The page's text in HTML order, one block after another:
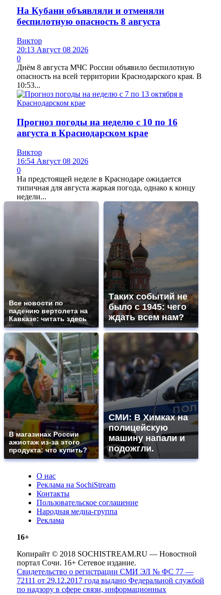
На Кубани объявляли и отменяли
беспилотную опасность 8 августа
Виктор
20:13 Август 08 2026
0
Днём 8 августа МЧС России объявило беспилотную
опасность на всей территории Краснодарского края. В
10:53...
Прогноз погоды на неделю с 10 по 16
августа в Краснодарском крае
Виктор
16:54 Август 08 2026
0
На предстоящей неделе в Краснодаре ожидается
типичная для августа жаркая погода, однако к концу
недели...
Все новости по
падению вертолета на
Кавказе: читать здесь
Таких событий не
было с 1945: чего
ждать всем нам?
В магазинах России
ажиотаж из-за этого
продукта: что купить?
СМИ: В Химках на
полицейскую
машину напали и
подожгли.
О нас
Реклама на SochiStream
Контакты
Пользовательское соглашение
Народная медиа-группа
Реклама
16+
Копирайт © 2018 SOCHISTREAM.RU — Новостной
портал Сочи. 16+ Сетевое издание.
Свидетельство о регистрации СМИ ЭЛ № ФС 77 —
72111 от 29.12.2017 года выдано Федеральной службой
по надзору в сфере связи, информационных